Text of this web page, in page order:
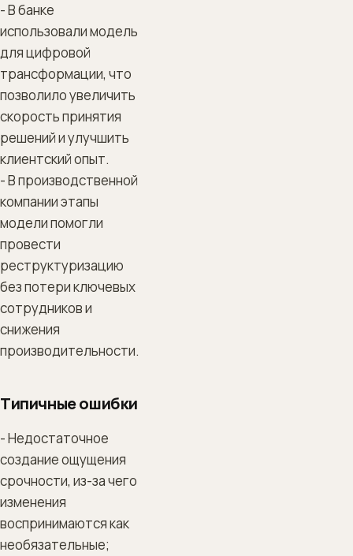
- В банке
использовали модель
для цифровой
трансформации, что
позволило увеличить
скорость принятия
решений и улучшить
клиентский опыт.
- В производственной
компании этапы
модели помогли
провести
реструктуризацию
без потери ключевых
сотрудников и
снижения
производительности.
Типичные ошибки
- Недостаточное
создание ощущения
срочности, из-за чего
изменения
воспринимаются как
необязательные;